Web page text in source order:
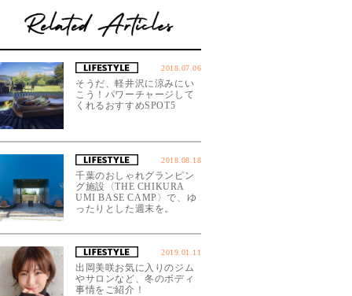
2018.07.06
そうだ、軽井沢に涼みにい
こう！パワーチャージして
くれるおすすめSPOT5
2018.08.18
千葉のおしゃれグランピン
グ施設〈THE CHIKURA
UMI BASE CAMP〉で、ゆ
ったりとした週末を。
2019.01.11
出岡美咲お気に入りのジム
やサロンなど、冬のボディ
事情をご紹介！